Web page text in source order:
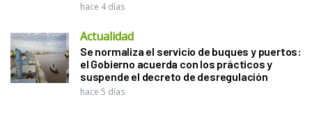
hace 4 días
Actualidad
Se normaliza el servicio de buques y puertos:
el Gobierno acuerda con los prácticos y
suspende el decreto de desregulación
hace 5 días